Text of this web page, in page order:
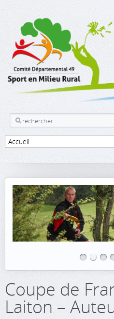
Coupe de
Laiton –